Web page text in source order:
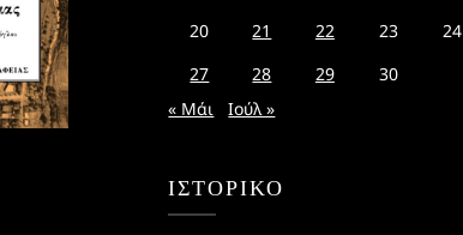
20
21 22 23 24
27
28 29
30
« Μάι
Ιούλ »
ΙΣΤΟΡΙΚΌ